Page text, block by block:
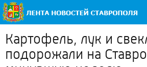
Картофель, лук и
подорожали на